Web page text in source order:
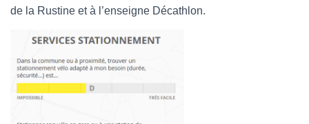
de la Rustine et à l’enseigne Décathlon.